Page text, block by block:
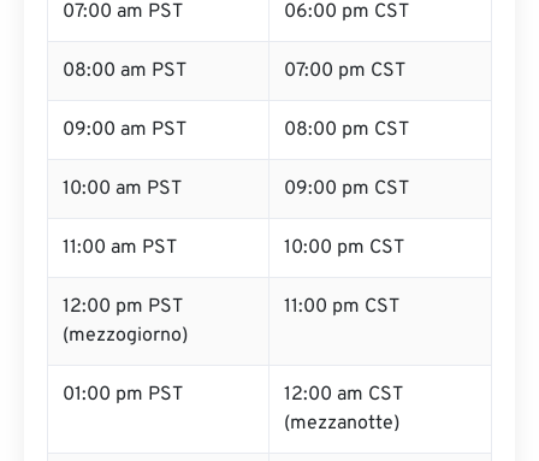
07:00 am PST 06:00 pm CST
08:00 am PST 07:00 pm CST
09:00 am PST 08:00 pm CST
10:00 am PST 09:00 pm CST
11:00 am PST 10:00 pm CST
12:00 pm PST
(mezzogiorno)
11:00 pm CST
01:00 pm PST
12:00 am CST
(mezzanotte)